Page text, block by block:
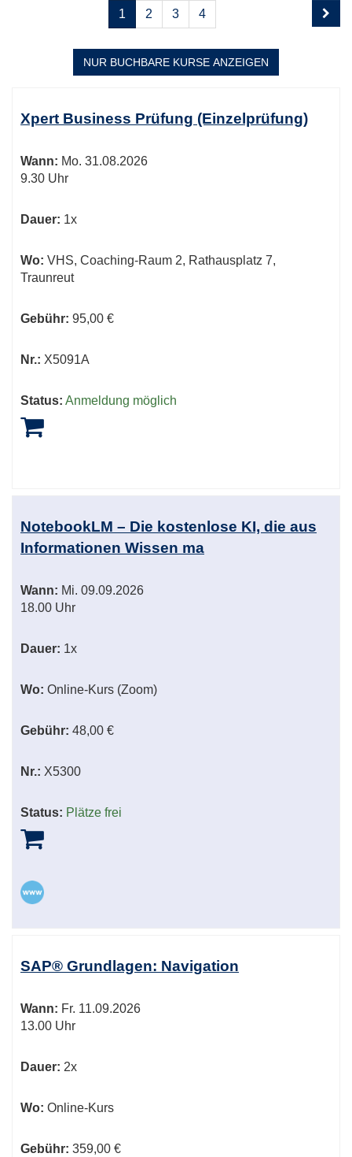
Seiten
blättern
1 2 3 4
NUR BUCHBARE KURSE ANZEIGEN
Tabellenüberschriften
können
werden.
Xpert Business Prüfung (Einzelprüfung)
Wann: Mo. 31.08.2026
9.30 Uhr
Dauer: 1x
Wo: VHS, Coaching-Raum 2, Rathausplatz 7,
Traunreut
Gebühr: 95,00 €
Nr.: X5091A
Status: Anmeldung möglich
NotebookLM – Die kostenlose KI, die aus
Informationen Wissen ma
Wann: Mi. 09.09.2026
18.00 Uhr
Dauer: 1x
Wo: Online-Kurs (Zoom)
Gebühr: 48,00 €
Nr.: X5300
Status: Plätze frei
SAP® Grundlagen: Navigation
Wann: Fr. 11.09.2026
13.00 Uhr
Dauer: 2x
Wo: Online-Kurs
Gebühr: 359,00 €